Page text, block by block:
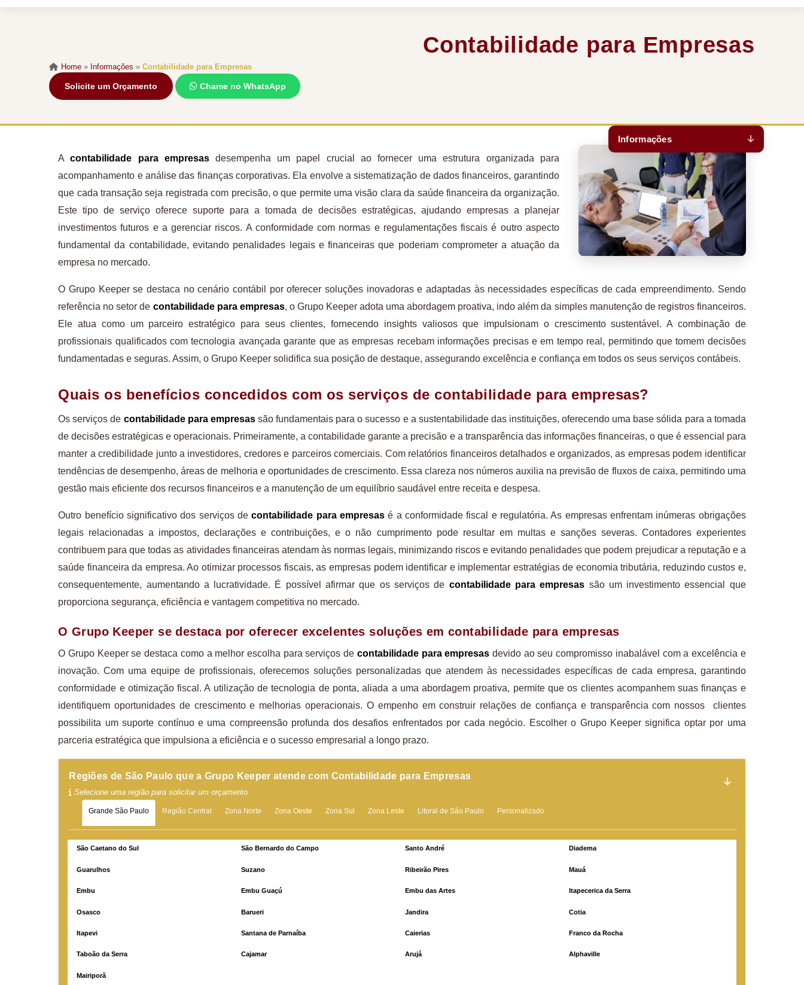
Contabilidade para Empresas
Home » Informações »Contabilidade para Empresas
Solicite um Orçamento Chame no WhatsApp
Acontabilidade para empresasdesempenha um papel crucial ao fornecer uma estrutura organizada para
acompanhamento e análise das finanças corporativas. Ela envolve a sistematização de dados financeiros, garantindo
que cada transação seja registrada com precisão, o que permite uma visão clara da saúde financeira da organização.
Este tipo de serviço oferece suporte para a tomada de decisões estratégicas, ajudando empresas a planejar
investimentos futuros e a gerenciar riscos. A conformidade com normas e regulamentações fiscais é outro aspecto
fundamental da contabilidade, evitando penalidades legais e financeiras que poderiam comprometer a atuação da
empresa no mercado.
O Grupo Keeper se destaca no cenário contábil por oferecer soluções inovadoras e adaptadas às necessidades específicas de cada empreendimento. Sendo
referência no setor de contabilidade para empresas, o Grupo Keeper adota uma abordagem proativa, indo além da simples manutenção de registros financeiros.
Ele atua como um parceiro estratégico para seus clientes, fornecendo insights valiosos que impulsionam o crescimento sustentável. A combinação de
profissionais qualificados com tecnologia avançada garante que as empresas recebam informações precisas e em tempo real, permitindo que tomem decisões
fundamentadas e seguras. Assim, o Grupo Keeper solidifica sua posição de destaque, assegurando excelência e confiança em todos os seus serviços contábeis.
Quais os benefícios concedidos com os serviços de contabilidade para empresas?
Os serviços de contabilidade para empresas são fundamentais para o sucesso e a sustentabilidade das instituições, oferecendo uma base sólida para a tomada
de decisões estratégicas e operacionais. Primeiramente, a contabilidade garante a precisão e a transparência das informações financeiras, o que é essencial para
manter a credibilidade junto a investidores, credores e parceiros comerciais. Com relatórios financeiros detalhados e organizados, as empresas podem identificar
tendências de desempenho, áreas de melhoria e oportunidades de crescimento. Essa clareza nos números auxilia na previsão de fluxos de caixa, permitindo uma
gestão mais eficiente dos recursos financeiros e a manutenção de um equilíbrio saudável entre receita e despesa.
Outro benefício significativo dos serviços decontabilidade para empresas é a conformidade fiscal e regulatória. As empresas enfrentam inúmeras obrigações
legais relacionadas a impostos, declarações e contribuições, e o não cumprimento pode resultar em multas e sanções severas. Contadores experientes
contribuem para que todas as atividades financeiras atendam às normas legais, minimizando riscos e evitando penalidades que podem prejudicar a reputação e a
saúde financeira da empresa. Ao otimizar processos fiscais, as empresas podem identificar e implementar estratégias de economia tributária, reduzindo custos e,
consequentemente, aumentando a lucratividade. É possível afirmar que os serviços de contabilidade para empresas são um investimento essencial que
proporciona segurança, eficiência e vantagem competitiva no mercado.
O Grupo Keeper se destaca por oferecer excelentes soluções em contabilidade para empresas
O Grupo Keeper se destaca como a melhor escolha para serviços de contabilidade para empresas devido ao seu compromisso inabalável com a excelência e
inovação. Com uma equipe de profissionais, oferecemos soluções personalizadas que atendem às necessidades específicas de cada empresa, garantindo
conformidade e otimização fiscal. A utilização de tecnologia de ponta, aliada a uma abordagem proativa, permite que os clientes acompanhem suas finanças e
identifiquem oportunidades de crescimento e melhorias operacionais. O empenho em construir relações de confiança e transparência com nossos clientes
possibilita um suporte contínuo e uma compreensão profunda dos desafios enfrentados por cada negócio. Escolher o Grupo Keeper significa optar por uma
parceria estratégica que impulsiona a eficiência e o sucesso empresarial a longo prazo.
Regiões de São Paulo que a Grupo Keeper atende com Contabilidade para Empresas
Selecione uma região para solicitar um orçamento
Grande São Paulo Região Central Zona Norte Zona Oeste Zona Sul Zona Leste Litoral de São Paulo Personalizado
São Caetano do Sul São Bernardo do Campo Santo André Diadema
Guarulhos Suzano Ribeirão Pires Mauá
Embu Embu Guaçú Embu das Artes Itapecerica da Serra
Osasco Barueri Jandira Cotia
Itapevi Santana de Parnaíba Caierias Franco da Rocha
Taboão da Serra Cajamar Arujá Alphaville
Mairiporã
Informações